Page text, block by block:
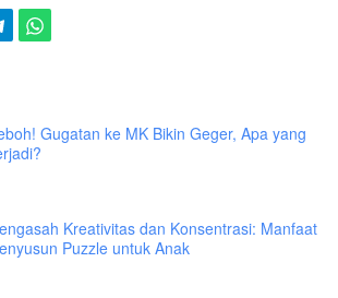
Gugatan ke MK Bikin Geger, Apa yang
Kreativitas dan Konsentrasi: Manfaat
Puzzle untuk Anak